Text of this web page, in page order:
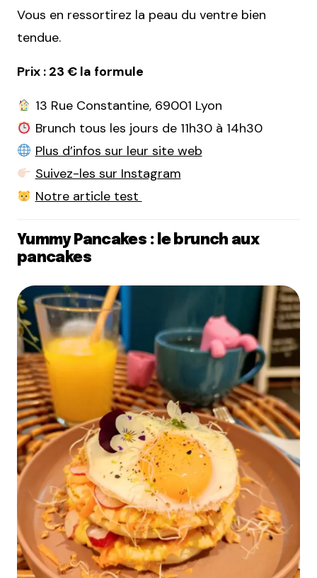
Vous en ressortirez la peau du ventre bien
tendue.
Prix : 23 € la formule
13 Rue Constantine, 69001 Lyon
Brunch tous les jours de 11h30 à 14h30
Plus d’infos sur leur site web
Suivez-les sur Instagram
Notre article test
Yummy Pancakes : le brunch aux
pancakes